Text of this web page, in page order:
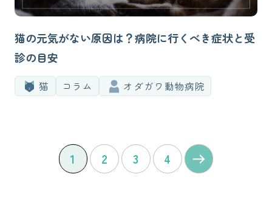
猫の元気がない原因は？病院に行くべき症状と受
診の目安
猫 コラム オダガワ動物病院
1 2 3 4